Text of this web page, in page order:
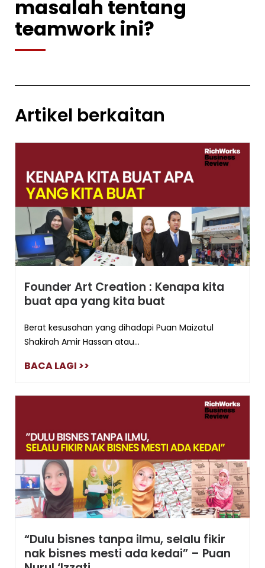
masalah tentang
teamwork ini?
Artikel berkaitan
Founder Art Creation : Kenapa kita
buat apa yang kita buat
Berat kesusahan yang dihadapi Puan Maizatul
Shakirah Amir Hassan atau...
BACA LAGI >>
“Dulu bisnes tanpa ilmu, selalu fikir
nak bisnes mesti ada kedai” – Puan